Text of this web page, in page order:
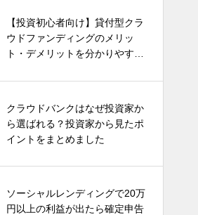
【投資初心者向け】貸付型クラ
ウドファンディングのメリッ
ト・デメリットを分かりやすく
クラウドバンクはなぜ投資家か
ら選ばれる？投資家から見たポ
イントをまとめました
ソーシャルレンディングで20万
円以上の利益が出たら確定申告